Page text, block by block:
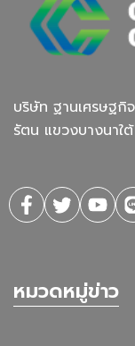
บริษัท ฐานเศรษฐ
รัตน แขวงบางนาใ
หมวดหมู่ข่าว